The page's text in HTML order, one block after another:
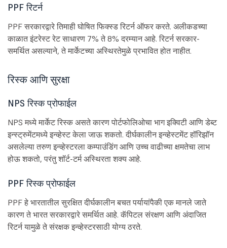
PPF रिटर्न
PPF सरकारद्वारे तिमाही घोषित फिक्स्ड रिटर्न ऑफर करते. अलीकडच्या
काळात इंटरेस्ट रेट साधारण 7% ते 8% दरम्यान आहे. रिटर्न सरकार-
समर्थित असल्याने, ते मार्केटच्या अस्थिरतेमुळे प्रभावित होत नाहीत.
रिस्क आणि सुरक्षा
NPS रिस्क प्रोफाईल
NPS मध्ये मार्केट रिस्क असते कारण पोर्टफोलिओचा भाग इक्विटी आणि डेब्ट
इन्स्ट्रुमेंटमध्ये इन्व्हेस्ट केला जाऊ शकतो. दीर्घकालीन इन्व्हेस्टमेंट हॉरिझॉन
असलेल्या तरुण इन्व्हेस्टरला कम्पाउंडिंग आणि उच्च वाढीच्या क्षमतेचा लाभ
होऊ शकतो, परंतु शॉर्ट-टर्म अस्थिरता शक्य आहे.
PPF रिस्क प्रोफाईल
PPF हे भारतातील सुरक्षित दीर्घकालीन बचत पर्यायांपैकी एक मानले जाते
कारण ते भारत सरकारद्वारे समर्थित आहे. कॅपिटल संरक्षण आणि अंदाजित
रिटर्न यामुळे ते संरक्षक इन्व्हेस्टरसाठी योग्य ठरते.